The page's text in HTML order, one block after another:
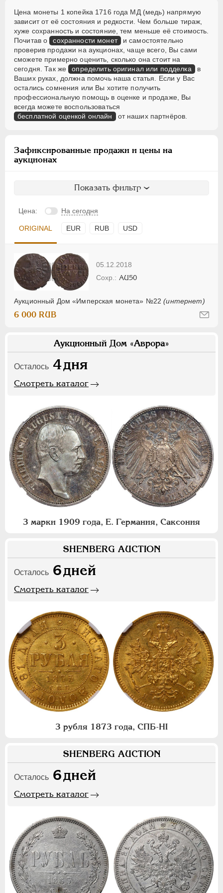
Цена монеты 1 копейка 1716 года МД (медь) напрямую
зависит от её состояния и редкости. Чем больше тираж,
хуже сохранность и состояние, тем меньше её стоимость.
Почитав о сохранности монет и самостоятельно
проверив продажи на аукционах, чаще всего, Вы сами
сможете примерно оценить, сколько она стоит на
сегодня. Так же определить оригинал или подделка в
Ваших руках, должна помочь наша статья. Если у Вас
остались сомнения или Вы хотите получить
профессиональную помощь в оценке и продаже, Вы
всегда можете воспользоваться
бесплатной оценкой онлайн от наших партнёров.
Зафиксированные продажи и цены на
аукционах
Показать фильтр
Цена: На сегодня
ORIGINAL EUR RUB USD
05.12.2018
Аукционный Дом «Имперская монета» №22(интернет)
AU50
6 000 RUB
Аукционный Дом «Аврора»
Осталось 4дня
Смотреть каталог
3 марки 1909 года, Е. Германия, Саксония
SHENBERG AUCTION
Осталось 6дней
Смотреть каталог
3 рубля 1873 года, СПБ-НI
SHENBERG AUCTION
Осталось 6дней
Смотреть каталог